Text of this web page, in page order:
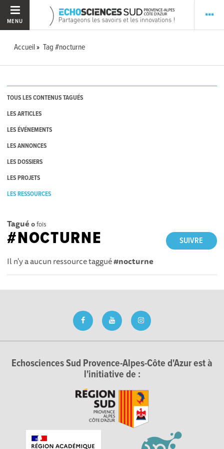
MENU
Accueil Tag #nocturne
TOUS LES CONTENUS TAGUÉS
LES ARTICLES
LES ÉVÉNEMENTS
LES ANNONCES
LES DOSSIERS
LES PROJETS
LES RESSOURCES
Tagué 0fois
SUIVRE
#NOCTURNE
Il n'y a aucun ressource taggué#nocturne
Echosciences Sud Provence-Alpes-Côte d'Azur est à
l'initiative de :